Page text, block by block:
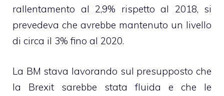
rallentamento al 2,9% rispetto al 2018, si
prevedeva che avrebbe mantenuto un livello
di circa il 3% fino al 2020.
La BM stava lavorando sul presupposto che
la Brexit sarebbe stata fluida e che le